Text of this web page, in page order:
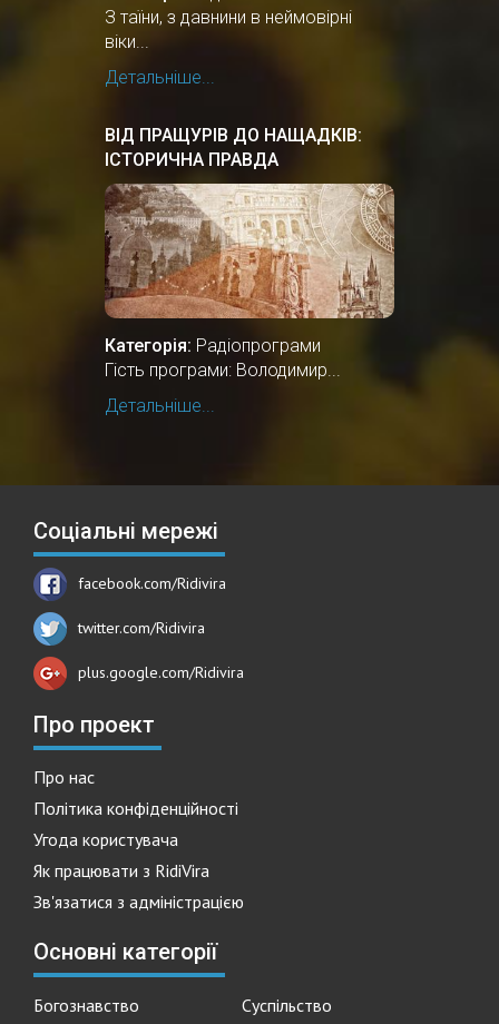
З таїни, з давнини в неймовірні
віки...
Детальніше...
ВІД ПРАЩУРІВ ДО НАЩАДКІВ:
ІСТОРИЧНА ПРАВДА
Категорія: Радіопрограми
Гість програми: Володимир...
Детальніше...
Соціальні мережі
facebook.com/Ridivira
twitter.com/Ridivira
plus.google.com/Ridivira
Про проект
Про нас
Політика конфіденційності
Угода користувача
Як працювати з RidiVira
Зв'язатися з адміністрацією
Основні категорії
Богознавство Суспільство